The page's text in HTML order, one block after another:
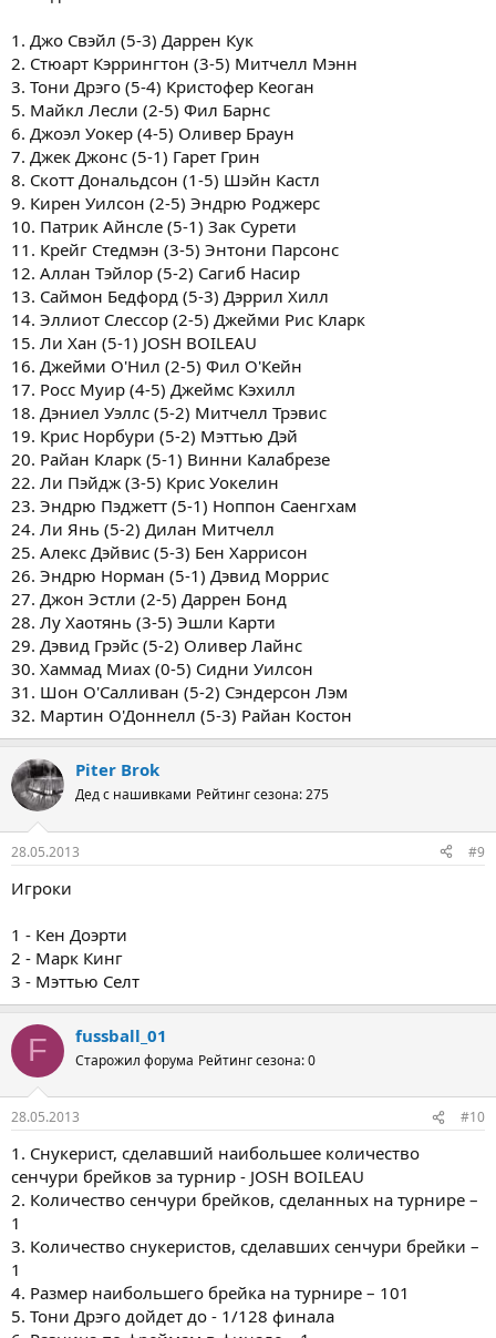
1. Джо Свэйл (5-3) Даррен Кук
2. Стюарт Кэррингтон (3-5) Митчелл Мэнн
3. Тони Дрэго (5-4) Кристофер Кеоган
5. Майкл Лесли (2-5) Фил Барнс
6. Джоэл Уокер (4-5) Оливер Браун
7. Джек Джонс (5-1) Гарет Грин
8. Скотт Дональдсон (1-5) Шэйн Кастл
9. Кирен Уилсон (2-5) Эндрю Роджерс
10. Патрик Айнсле (5-1) Зак Сурети
11. Крейг Стедмэн (3-5) Энтони Парсонс
12. Аллан Тэйлор (5-2) Сагиб Насир
13. Саймон Бедфорд (5-3) Дэррил Хилл
14. Эллиот Слессор (2-5) Джейми Рис Кларк
15. Ли Хан (5-1) JOSH BOILEAU
16. Джейми О'Нил (2-5) Фил О'Кейн
17. Росс Муир (4-5) Джеймс Кэхилл
18. Дэниел Уэллс (5-2) Митчелл Трэвис
19. Крис Норбури (5-2) Мэттью Дэй
20. Райан Кларк (5-1) Винни Калабрезе
22. Ли Пэйдж (3-5) Крис Уокелин
23. Эндрю Пэджетт (5-1) Ноппон Саенгхам
24. Ли Янь (5-2) Дилан Митчелл
25. Алекс Дэйвис (5-3) Бен Харрисон
26. Эндрю Норман (5-1) Дэвид Моррис
27. Джон Эстли (2-5) Даррен Бонд
28. Лу Хаотянь (3-5) Эшли Карти
29. Дэвид Грэйс (5-2) Оливер Лайнс
30. Хаммад Миах (0-5) Сидни Уилсон
31. Шон О'Салливан (5-2) Сэндерсон Лэм
32. Мартин О'Доннелл (5-3) Райан Костон
Piter Brok
Дед с нашивками Рейтинг сезона: 275
28.05.2013 #9
Игроки
1 - Кен Доэрти
2 - Марк Кинг
3 - Мэттью Селт
F fussball_01
Старожил форума Рейтинг сезона: 0
28.05.2013 #10
1. Снукерист, сделавший наибольшее количество
сенчури брейков за турнир - JOSH BOILEAU
2. Количество сенчури брейков, сделанных на турнире –
1
3. Количество снукеристов, сделавших сенчури брейки –
1
4. Размер наибольшего брейка на турнире – 101
5. Тони Дрэго дойдет до - 1/128 финала